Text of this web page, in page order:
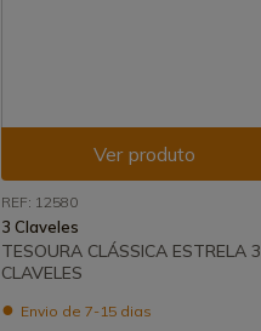
Ver produto
REF: 12580
3 Claveles
TESOURA CLÁSSICA ESTRELA 3
CLAVELES
Envio de 7-15 dias